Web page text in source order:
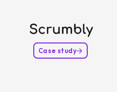
Case study